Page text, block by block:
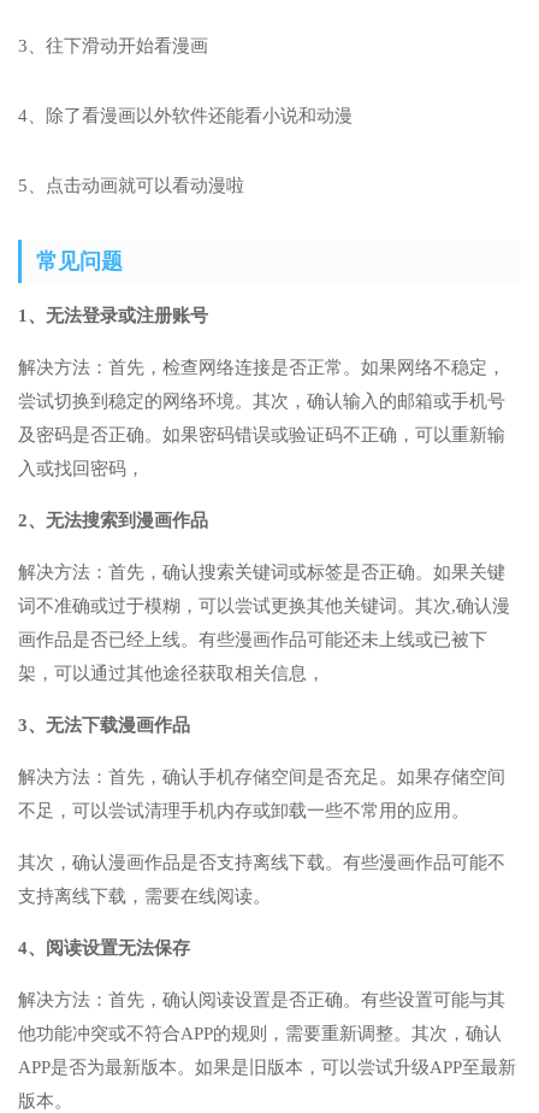
3、往下滑动开始看漫画
4、除了看漫画以外软件还能看小说和动漫
5、点击动画就可以看动漫啦
常见问题
1、无法登录或注册账号
解决方法：首先，检查网络连接是否正常。如果网络不稳定，
尝试切换到稳定的网络环境。其次，确认输入的邮箱或手机号
及密码是否正确。如果密码错误或验证码不正确，可以重新输
入或找回密码，
2、无法搜索到漫画作品
解决方法：首先，确认搜索关键词或标签是否正确。如果关键
词不准确或过于模糊，可以尝试更换其他关键词。其次,确认漫
画作品是否已经上线。有些漫画作品可能还未上线或已被下
架，可以通过其他途径获取相关信息，
3、无法下载漫画作品
解决方法：首先，确认手机存储空间是否充足。如果存储空间
不足，可以尝试清理手机内存或卸载一些不常用的应用。
其次，确认漫画作品是否支持离线下载。有些漫画作品可能不
支持离线下载，需要在线阅读。
4、阅读设置无法保存
解决方法：首先，确认阅读设置是否正确。有些设置可能与其
他功能冲突或不符合APP的规则，需要重新调整。其次，确认
APP是否为最新版本。如果是旧版本，可以尝试升级APP至最新
版本。